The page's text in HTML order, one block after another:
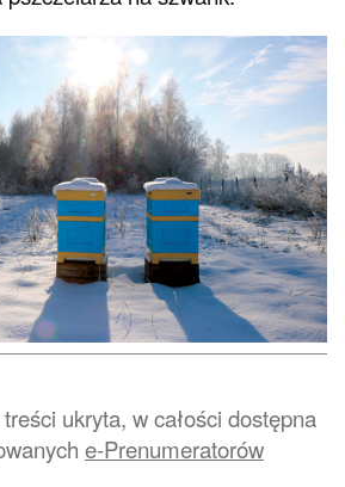
ukryta, w całości dostępna
e-Prenumeratorów